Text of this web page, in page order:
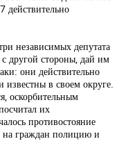
действительно
независимых депутата
другой стороны, дай им
они действительно
в своем округе.
оскорбительным
их
противостояние
на граждан полицию и